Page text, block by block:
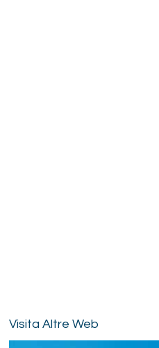
Visita Altre Web